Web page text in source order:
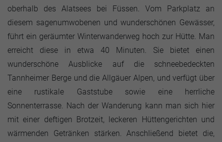
oberhalb des Alatsees bei Füssen. Vom Parkplatz an
diesem sagenumwobenen und wunderschönen Gewässer,
führt ein geräumter Winterwanderweg hoch zur Hütte. Man
erreicht diese in etwa 40 Minuten. Sie bietet einen
wunderschöne Ausblicke auf die schneebedeckten
Tannheimer Berge und die Allgäuer Alpen, und verfügt über
eine rustikale Gaststube sowie eine herrliche
Sonnenterrasse. Nach der Wanderung kann man sich hier
mit einer deftigen Brotzeit, leckeren Hüttengerichten und
wärmenden Getränken stärken. Anschließend bietet die,